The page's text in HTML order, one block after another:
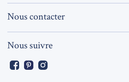
Nous contacter
Nous suivre
FacebookPinterest